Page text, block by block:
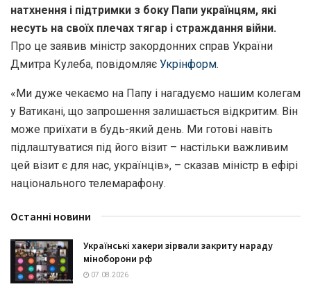
натхнення і підтримки з боку Папи українцям, які
несуть на своїх плечах тягар і страждання війни.
Про це заявив міністр закордонних справ України
Дмитра Кулеба, повідомляє Укрінформ.
«Ми дуже чекаємо на Папу і нагадуємо нашим колегам
у Ватикані, що запрошення залишається відкритим. Він
може приїхати в будь-який день. Ми готові навіть
підлаштуватися під його візит – настільки важливим
цей візит є для нас, українців», – сказав міністр в ефірі
національного телемарафону.
Останні новини
Українські хакери зірвали закриту нараду
міноборони рф
07.08.2026